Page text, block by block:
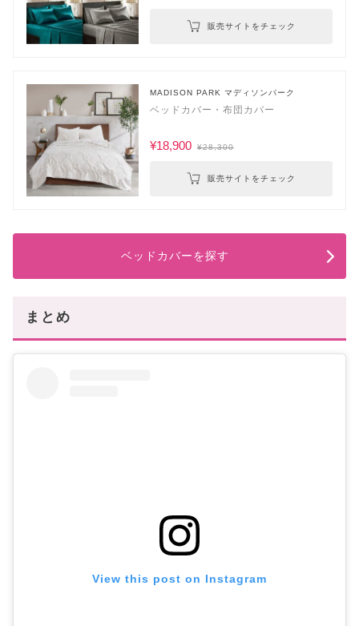
販売サイトをチェック
MADISON PARK マディソンパーク
ベッドカバー・布団カバー
¥18,900 ¥28,300
販売サイトをチェック
ベッドカバーを探す
まとめ
View this post on Instagram